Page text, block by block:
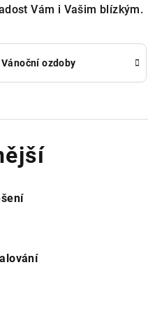
Vám i Vašim blízkým.
Vánoční ozdoby